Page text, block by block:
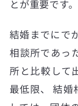
とが重要です。
結婚までにで
相談所であっ
所と比較して
最低限、 結婚